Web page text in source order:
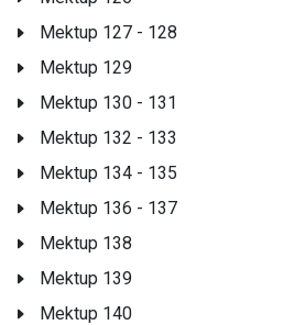
Mektup 127 - 128
Mektup 129
Mektup 130 - 131
Mektup 132 - 133
Mektup 134 - 135
Mektup 136 - 137
Mektup 138
Mektup 139
Mektup 140